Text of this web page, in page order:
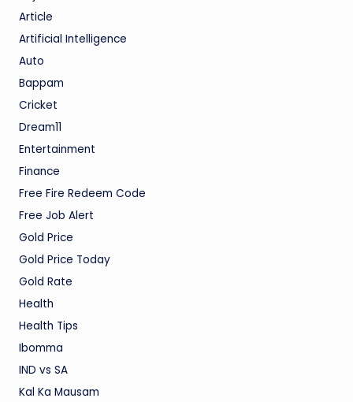
Article
Artificial Intelligence
Auto
Bappam
Cricket
Dream11
Entertainment
Finance
Free Fire Redeem Code
Free Job Alert
Gold Price
Gold Price Today
Gold Rate
Health
Health Tips
Ibomma
IND vs SA
Kal Ka Mausam